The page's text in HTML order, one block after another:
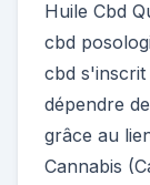
Huile Cbd
cbd
cbd s'inscrit
dépendre
grâce au
Cannabis